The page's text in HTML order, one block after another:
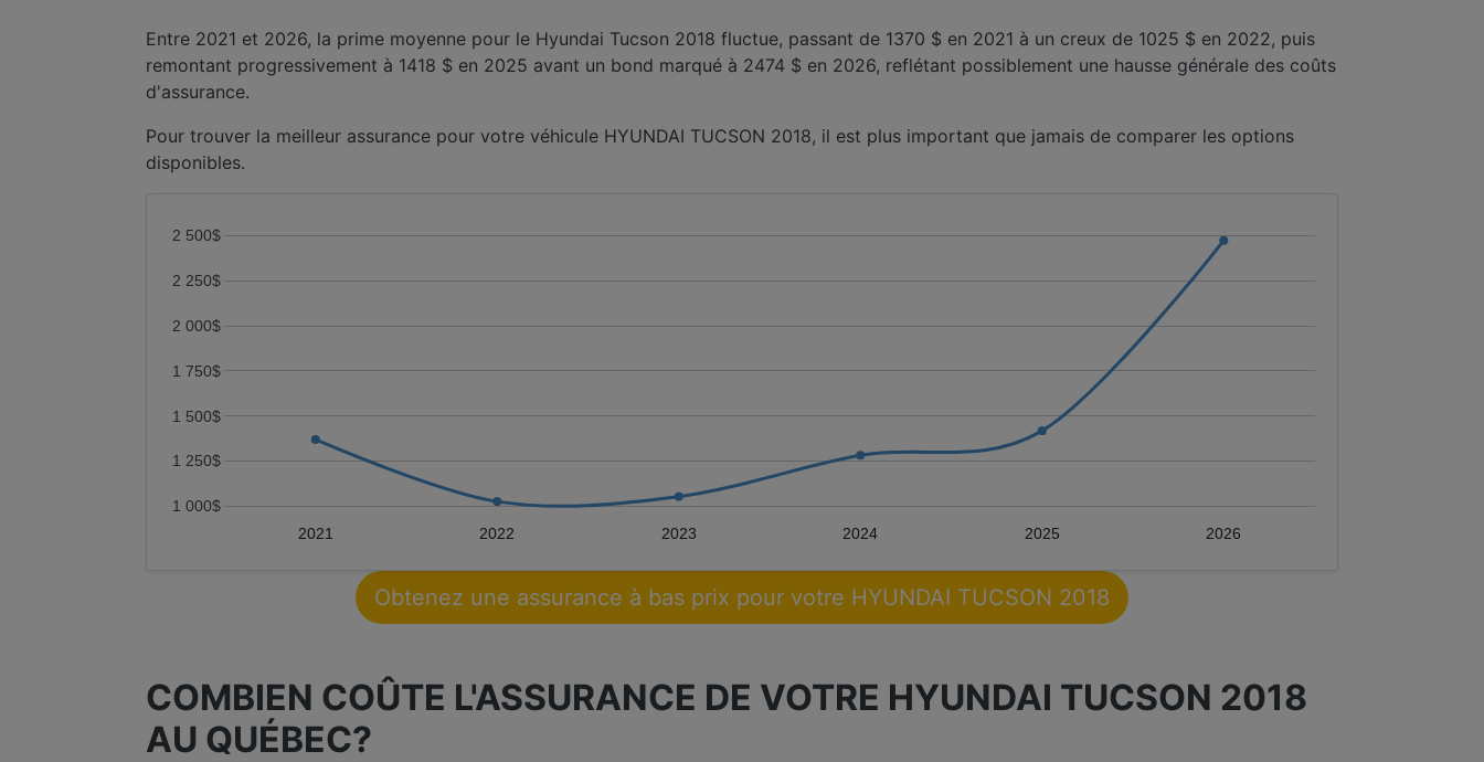
Entre 2021 et 2026, la prime moyenne pour le Hyundai Tucson 2018 fluctue, passant de 1370 $ en 2021 à un creux de 1025 $ en 2022, puis
remontant progressivement à 1418 $ en 2025 avant un bond marqué à 2474 $ en 2026, reflétant possiblement une hausse générale des coûts
d'assurance.
Pour trouver la meilleur assurance pour votre véhicule HYUNDAI TUCSON 2018, il est plus important que jamais de comparer les options
disponibles.
2021 2022 2023 2024 2025 2026
1 000$
1 250$
1 500$
1 750$
2 000$
2 250$
2 500$
Obtenez une assurance à bas prix pour votre HYUNDAI TUCSON 2018
COMBIEN COÛTE L'ASSURANCE DE VOTRE HYUNDAI TUCSON 2018
AU QUÉBEC?